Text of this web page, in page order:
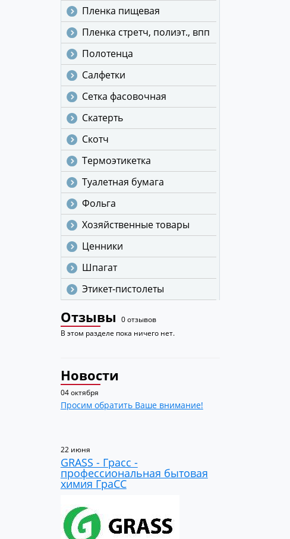
Пленка пищевая
Пленка стретч, полиэт., впп
Полотенца
Салфетки
Сетка фасовочная
Скатерть
Скотч
Термоэтикетка
Туалетная бумага
Фольга
Хозяйственные товары
Ценники
Шпагат
Этикет-пистолеты
Отзывы 0 отзывов
В этом разделе пока ничего нет.
Новости
04 октября
Просим обратить Ваше внимание!
22 июня
GRASS - Грасс -
профессиональная бытовая
химия ГраСС